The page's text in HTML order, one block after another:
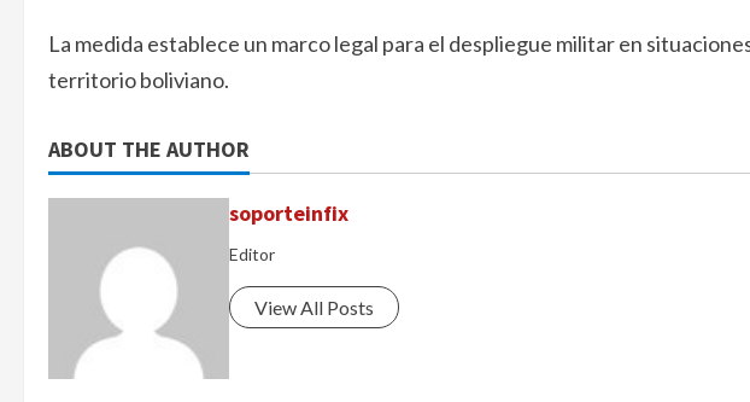
La medida establece un marco legal para el despliegue militar en
territorio boliviano.
ABOUT THE AUTHOR
soporteinfix
Editor
View All Posts